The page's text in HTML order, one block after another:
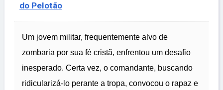
do Pelotão
Um jovem militar, frequentemente alvo de
zombaria por sua fé cristã, enfrentou um desafio
inesperado. Certa vez, o comandante, buscando
ridicularizá-lo perante a tropa, convocou o rapaz e